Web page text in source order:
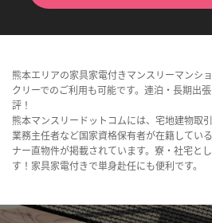
熊本エリアの家具家電付きマンスリーマンシ
クリーでのご利用も可能です。連泊・長期出
評！
熊本マンスリードットコムには、宅地建物取
業務主任者など国家資格保有者が在籍してい
ナー直物件が掲載されています。寮・社宅と
す！家具家電付きで単身赴任にも便利です。